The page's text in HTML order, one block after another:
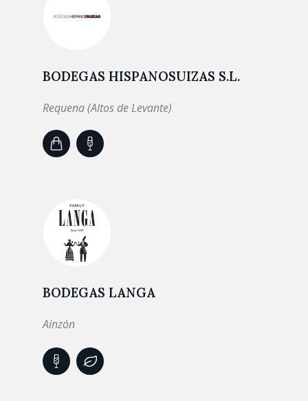
BODEGAS HISPANOSUIZAS S.L.
Requena (Altos de Levante)
BODEGAS LANGA
Ainzón